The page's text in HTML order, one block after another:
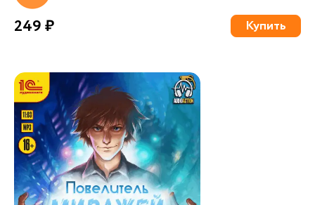
249 ₽ Купить